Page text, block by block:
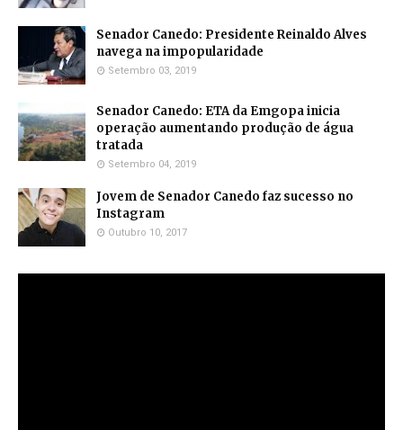
Senador Canedo: Presidente Reinaldo Alves
navega na impopularidade
Setembro 03, 2019
Senador Canedo: ETA da Emgopa inicia
operação aumentando produção de água
tratada
Setembro 04, 2019
Jovem de Senador Canedo faz sucesso no
Instagram
Outubro 10, 2017